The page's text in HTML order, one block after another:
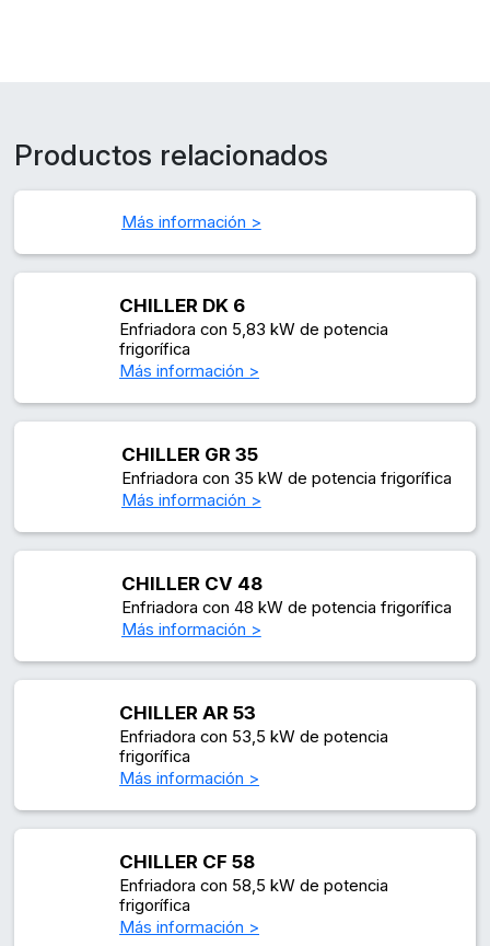
Productos relacionados
Más información >
CHILLER DK 6
Enfriadora con 5,83 kW de potencia
frigorífica
Más información >
CHILLER GR 35
Enfriadora con 35 kW de potencia frigorífica
Más información >
CHILLER CV 48
Enfriadora con 48 kW de potencia frigorífica
Más información >
CHILLER AR 53
Enfriadora con 53,5 kW de potencia
frigorífica
Más información >
CHILLER CF 58
Enfriadora con 58,5 kW de potencia
frigorífica
Más información >